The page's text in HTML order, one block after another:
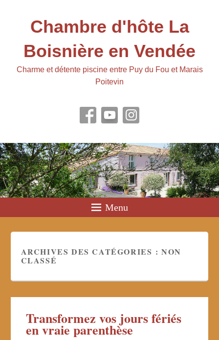
Chambre d'hôte La
Boisnière en Vendée
Charme et détente piscine entre Puy du Fou et Marais
Poitevin
Menu
ARCHIVES DES CATÉGORIES :NON
CLASSÉ
Transformez vos jours fériés
en vraie parenthèse